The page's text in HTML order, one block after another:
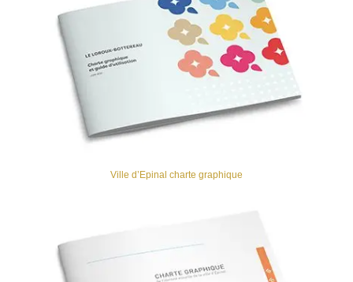
Ville d’Epinal charte graphique